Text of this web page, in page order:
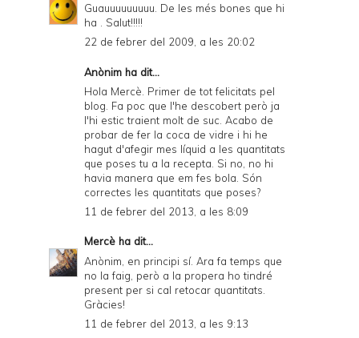
Guauuuuuuuuu. De les més bones que hi
ha . Salut!!!!!
22 de febrer del 2009, a les 20:02
Anònim ha dit...
Hola Mercè. Primer de tot felicitats pel
blog. Fa poc que l'he descobert però ja
l'hi estic traient molt de suc. Acabo de
probar de fer la coca de vidre i hi he
hagut d'afegir mes líquid a les quantitats
que poses tu a la recepta. Si no, no hi
havia manera que em fes bola. Són
correctes les quantitats que poses?
11 de febrer del 2013, a les 8:09
Mercè ha dit...
Anònim, en principi sí. Ara fa temps que
no la faig, però a la propera ho tindré
present per si cal retocar quantitats.
Gràcies!
11 de febrer del 2013, a les 9:13